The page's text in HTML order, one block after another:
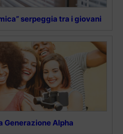
serpeggia tra i giovani
Generazione Alpha